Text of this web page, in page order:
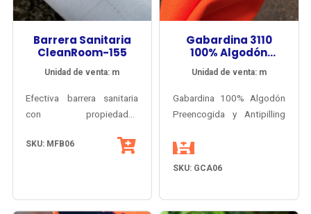
Barrera Sanitaria
CleanRoom-155
Unidad de venta: m
Efectiva barrera sanitaria
con propiedades
Antibacteria AEGIS®
clínico/quirúrgico,
SKU: MFB06
Gabardina 3110
100% Algodón
Carrington® UK
Unidad de venta: m
Gabardina 100% Algodón
Preencogida y Antipilling
especialmente para el
OËKO-TEX® garantiza
SKU: GCA06